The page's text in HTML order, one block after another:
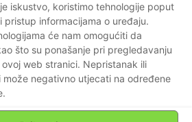
iskustvo, koristimo tehnologije poput
pristup informacijama o uređaju.
će nam omogućiti da
što su ponašanje pri pregledavanju
web stranici. Nepristanak ili
može negativno utjecati na određene
negdje kod srpske
u Beogradu otkrili
krvniku Balkana –
i da mu se svaki dan
što su se u II.
divili Staljinu.